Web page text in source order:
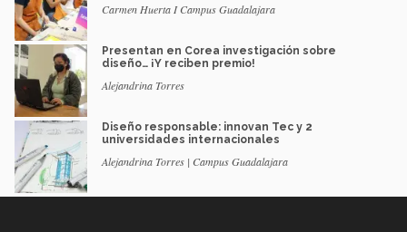
Carmen Huerta I Campus Guadalajara
Presentan en Corea investigación sobre
diseño… ¡Y reciben premio!
Alejandrina Torres
Diseño responsable: innovan Tec y 2
universidades internacionales
Alejandrina Torres | Campus Guadalajara